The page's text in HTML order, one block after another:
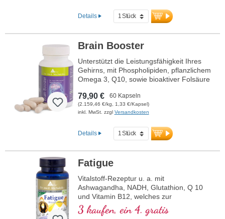
Details
Brain Booster
Unterstützt die Leistungsfähigkeit Ihres
Gehirns, mit Phospholipiden, pflanzlichem
Omega 3, Q10, sowie bioaktiver Folsäure
79,90 € 60 Kapseln
(2.159,46 €/kg, 1,33 €/Kapsel)
inkl. MwSt. zzgl Versandkosten
Details
Fatigue
Vitalstoff-Rezeptur u. a. mit
Ashwagandha, NADH, Glutathion, Q 10
und Vitamin B12, welches zur
Verringerung von Müdigkeit und
Ermüdung beiträgt.
3 kaufen, ein 4. gratis